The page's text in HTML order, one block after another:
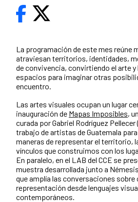
La programación de este mes reúne
atraviesan territorios, identidades,
de convivencia, convirtiendo el arte y
espacios para imaginar otras
encuentro.
Las artes visuales ocupan un lugar
inauguración de Mapas Imposibles,
curada por Gabriel Rodríguez Pellecer
trabajo de artistas de Guatemala
maneras de representar el territorio,
vínculos que construimos con los
En paralelo, en el LAB del CCE se
muestra desarrollada junto a
que amplía las conversaciones sobre
representación desde lenguajes
contemporáneos.